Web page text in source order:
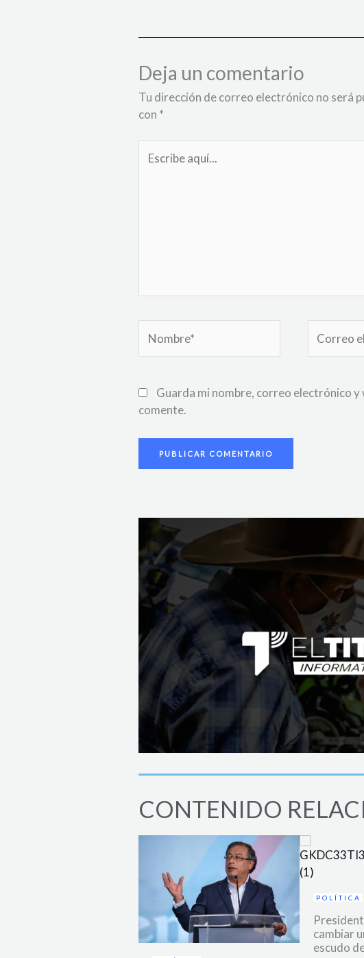
Deja un comentario
Tu dirección de correo electrónico no será
con *
aquí...
Guarda mi nombre, correo electrónico y
comente.
CONTENIDO
POLÍTICA
cambiar
escudo